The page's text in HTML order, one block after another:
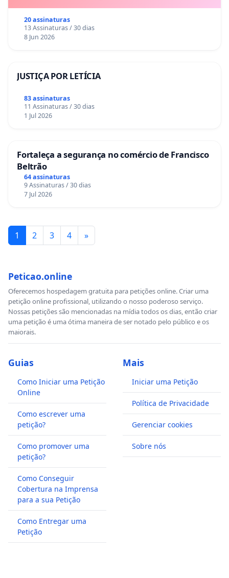
20 assinaturas
13 Assinaturas / 30 dias
8 Jun 2026
JUSTIÇA POR LETÍCIA
83 assinaturas
11 Assinaturas / 30 dias
1 Jul 2026
Fortaleça a segurança no comércio de Francisco
Beltrão
64 assinaturas
9 Assinaturas / 30 dias
7 Jul 2026
1 2 3 4 »
Peticao.online
Oferecemos hospedagem gratuita para petições online. Criar uma
petição online profissional, utilizando o nosso poderoso serviço.
Nossas petições são mencionadas na mídia todos os dias, então criar
uma petição é uma ótima maneira de ser notado pelo público e os
maiorais.
Guias
Como Iniciar uma Petição
Online
Como escrever uma
petição?
Como promover uma
petição?
Como Conseguir
Cobertura na Imprensa
para a sua Petição
Como Entregar uma
Petição
Mais
Iniciar uma Petição
Política de Privacidade
Gerenciar cookies
Sobre nós